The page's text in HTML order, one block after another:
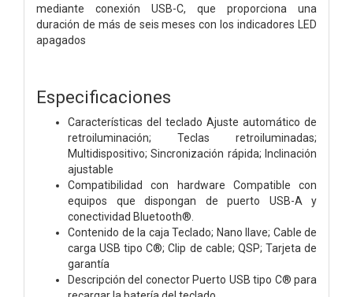
mediante conexión USB-C, que proporciona una
duración de más de seis meses con los indicadores LED
apagados
Especificaciones
Características del teclado Ajuste automático de
retroiluminación; Teclas retroiluminadas;
Multidispositivo; Sincronización rápida; Inclinación
ajustable
Compatibilidad con hardware Compatible con
equipos que dispongan de puerto USB-A y
conectividad Bluetooth®.
Contenido de la caja Teclado; Nano llave; Cable de
carga USB tipo C®; Clip de cable; QSP; Tarjeta de
garantía
Descripción del conector Puerto USB tipo C® para